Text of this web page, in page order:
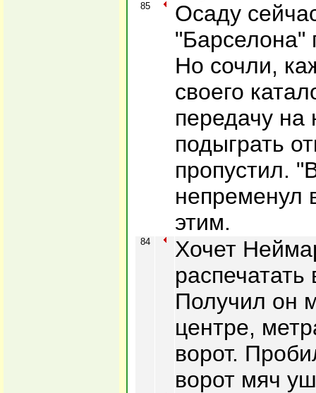
85
Осаду
"Барселона"
Но сочли,
своего
передачу на
подыграть
пропустил.
непременул
этим.
84
Хочет
распечатать
Получил он
центре,
ворот.
ворот мяч